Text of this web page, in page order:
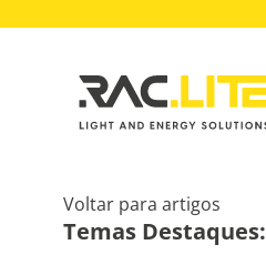
Voltar para artigos
Temas Destaques: